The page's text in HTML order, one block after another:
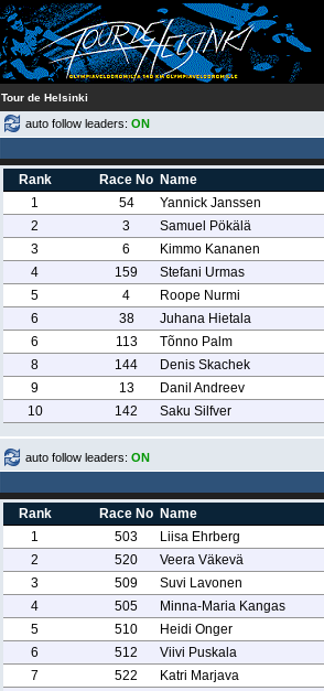
Tour de Helsinki
auto follow leaders: ON
Rank Race No Name
1
54
Yannick Janssen
2
3
Samuel Pökälä
3
6
Kimmo Kananen
4
159
Stefani Urmas
5
4
Roope Nurmi
6
38
Juhana Hietala
6
113
Tõnno Palm
8
144
Denis Skachek
9
13
Danil Andreev
10
142 Saku Silfver
auto follow leaders: ON
Rank Race No Name
1
503
Liisa Ehrberg
2
520
Veera Väkevä
3
509
Suvi Lavonen
4
505
Minna-Maria Kangas
5
510
Heidi Onger
6
512
Viivi Puskala
7
522
Katri Marjava